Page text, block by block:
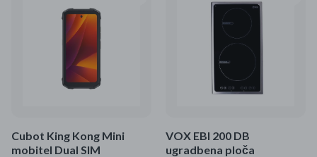
Mame i bebe
Cubot King Kong Mini
mobitel Dual SIM
VOX EBI 200 DB
ugradbena ploča